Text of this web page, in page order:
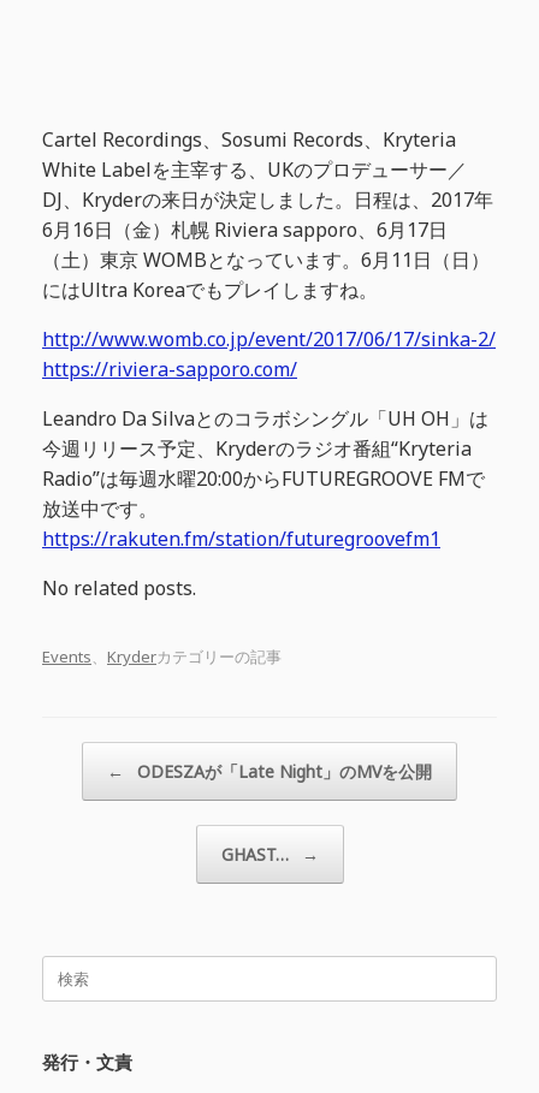
Cartel Recordings、Sosumi Records、Kryteria
White Labelを主宰する、UKのプロデューサー／
DJ、Kryderの来日が決定しました。日程は、2017年
6月16日（金）札幌 Riviera sapporo、6月17日
（土）東京 WOMBとなっています。6月11日（日）
にはUltra Koreaでもプレイしますね。
http://www.womb.co.jp/event/2017/06/17/sinka-2/
https://riviera-sapporo.com/
Leandro Da Silvaとのコラボシングル「UH OH」は
今週リリース予定、Kryderのラジオ番組“Kryteria
Radio”は毎週水曜20:00からFUTUREGROOVE FMで
放送中です。
https://rakuten.fm/station/futuregroovefm1
No related posts.
Events、 Kryder​カテゴリーの記事
← ODESZAが「Late Night」のMVを公開
GHAST… →
発行・文責